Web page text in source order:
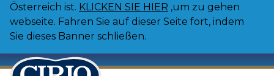
Österreich ist. KLICKEN SIE HIER ,um zu gehen
webseite. Fahren Sie auf dieser Seite fort, indem
Sie dieses Banner schließen.